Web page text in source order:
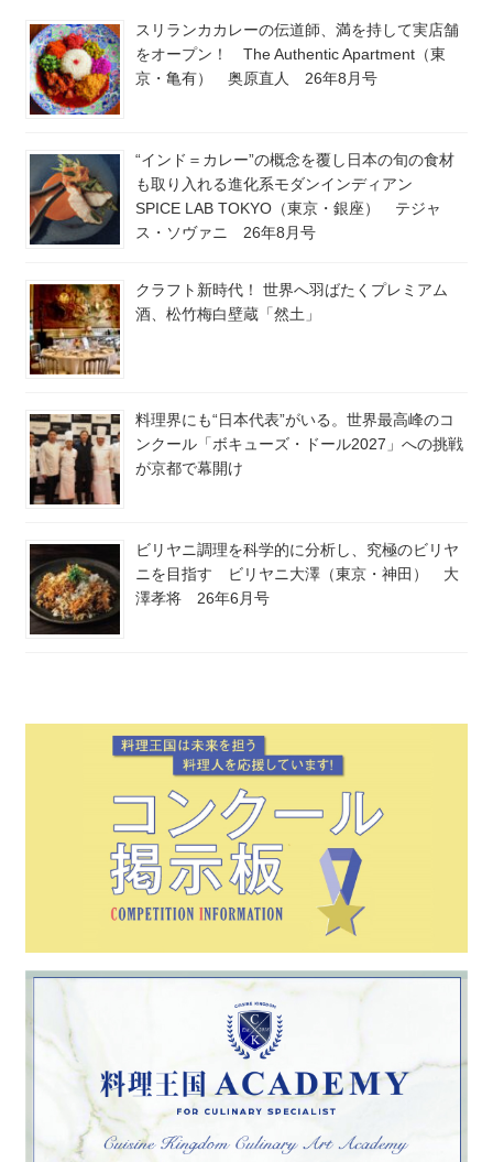
スリランカカレーの伝道師、満を持して実店舗
をオープン！ The Authentic Apartment（東
京・亀有） 奥原直人 26年8月号
“インド＝カレー”の概念を覆し日本の旬の食材
も取り入れる進化系モダンインディアン
SPICE LAB TOKYO（東京・銀座） テジャ
ス・ソヴァニ 26年8月号
クラフト新時代！ 世界へ羽ばたくプレミアム
酒、松竹梅白壁蔵「然土」
料理界にも“日本代表”がいる。世界最高峰のコ
ンクール「ボキューズ・ドール2027」への挑戦
が京都で幕開け
ビリヤニ調理を科学的に分析し、究極のビリヤ
ニを目指す ビリヤニ大澤（東京・神田） 大
澤孝将 26年6月号